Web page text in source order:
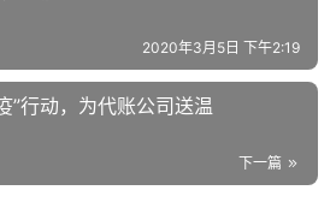
2020年3月5日 下午2:19
”行动，为代账公司送温
下一篇